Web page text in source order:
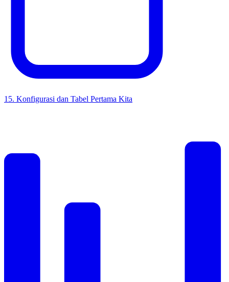
15. Konfigurasi dan Tabel Pertama Kita